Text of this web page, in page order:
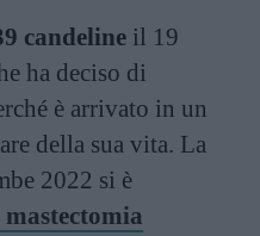
candeline il 19
ha deciso di
è arrivato in un
della sua vita. La
2022 si è